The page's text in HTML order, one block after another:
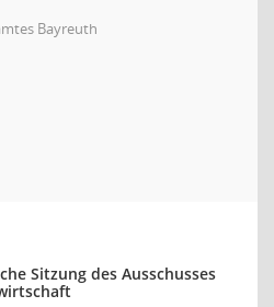
Bayreuth
Sitzung des Ausschusses